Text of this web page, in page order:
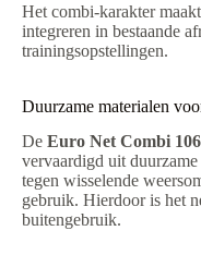
Het combi-karakter
integreren in bestaande
trainingsopstellingen.
Duurzame materialen
De Euro Net Combi
vervaardigd uit
tegen wisselende
gebruik. Hierdoor is het
buitengebruik.